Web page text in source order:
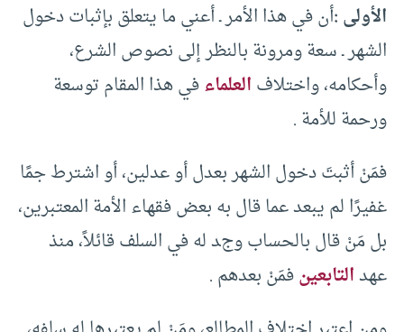
الأولى :أن في هذا الأمر ـ أعني ما يتعلق بإثبات دخول
الشهر ـ سعة ومرونة بالنظر إلى نصوص الشرع،
وأحكامه، واختلافالعلماءفي هذا المقام توسعة
ورحمة للأمة .
فمَنْ أثبتَ دخول الشهر بعدل أو عدلين، أو اشترط جمًا
غفيرًا لم يبعد عما قال به بعض فقهاء الأمة المعتبرين،
بل مَنْ قال بالحساب وجد له في السلف قائلاً، منذ
عهدالتابعينفمَنْ بعدهم .